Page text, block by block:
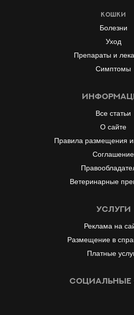
социальные
Кошки
Болезни
Уход
Препараты и
Симптомы
Все статьи
О сайте
Правила размещения
Соглашение
Ветеринарные
услуги
Реклама на
Размещение в
Платные